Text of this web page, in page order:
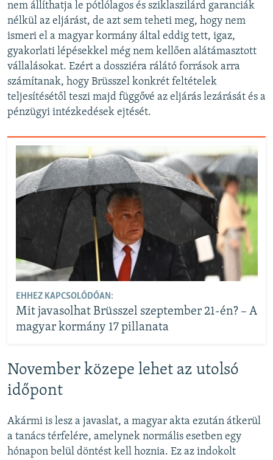
nem állíthatja le pótlólagos és sziklaszilárd garanciák
nélkül az eljárást, de azt sem teheti meg, hogy nem
ismeri el a magyar kormány által eddig tett, igaz,
gyakorlati lépésekkel még nem kellően alátámasztott
vállalásokat. Ezért a dossziéra rálátó források arra
számítanak, hogy Brüsszel konkrét feltételek
teljesítésétől teszi majd függővé az eljárás lezárását és a
pénzügyi intézkedések ejtését.
EHHEZ KAPCSOLÓDÓAN:
Mit javasolhat Brüsszel szeptember 21-én? – A
magyar kormány 17 pillanata
November közepe lehet az utolsó
időpont
Akármi is lesz a javaslat, a magyar akta ezután átkerül
a tanács térfelére, amelynek normális esetben egy
hónapon belül döntést kell hoznia. Ez az indokolt